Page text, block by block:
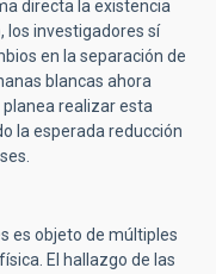
directa la existencia
los investigadores sí
en la separación de
blancas ahora
realizar esta
la esperada reducción
es objeto de múltiples
El hallazgo de las